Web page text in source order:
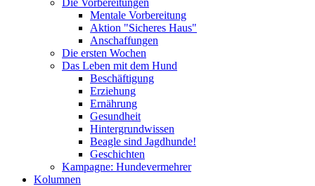
Die Vorbereitungen
Mentale Vorbereitung
Aktion "Sicheres Haus"
Anschaffungen
Die ersten Wochen
Das Leben mit dem Hund
Beschäftigung
Erziehung
Ernährung
Gesundheit
Hintergrundwissen
Beagle sind Jagdhunde!
Geschichten
Kampagne: Hundevermehrer
Kolumnen